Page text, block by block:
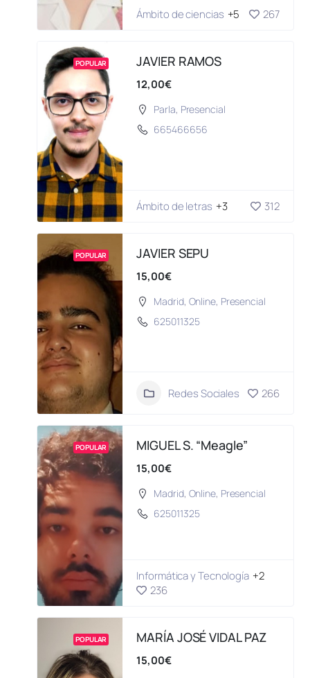
Ámbito de ciencias +5 267
POPULAR JAVIER RAMOS
12,00€
Parla, Presencial
665466656
Ámbito de letras +3 312
POPULAR JAVIER SEPU
15,00€
Madrid, Online, Presencial
625011325
Redes Sociales 266
POPULAR MIGUEL S. “Meagle”
15,00€
Madrid, Online, Presencial
625011325
Informática y Tecnología +2
236
POPULAR MARÍA JOSÉ VIDAL PAZ
15,00€